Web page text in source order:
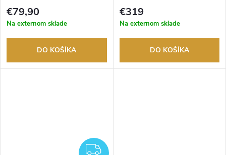
tovaru. Autorizovaný predajca.
€79,90
Na externom sklade
DO KOŠÍKA
tovaru. Autorizovaný predajca.
€319
Na externom sklade
DO KOŠÍKA
ZADARMO